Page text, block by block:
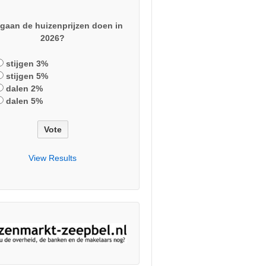
de huizenprijzen doen in
2026?
stijgen 3%
stijgen 5%
dalen 2%
dalen 5%
View Results